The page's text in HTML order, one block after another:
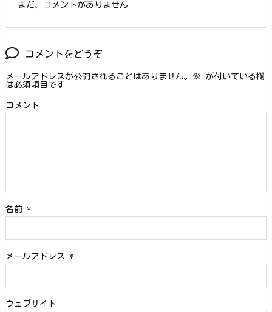
まだ、コメントがありません
コメントをどうぞ
メールアドレスが公開されることはありません。 ※ が付いている欄
は必須項目です
コメント
名前 *
メールアドレス *
ウェブサイト